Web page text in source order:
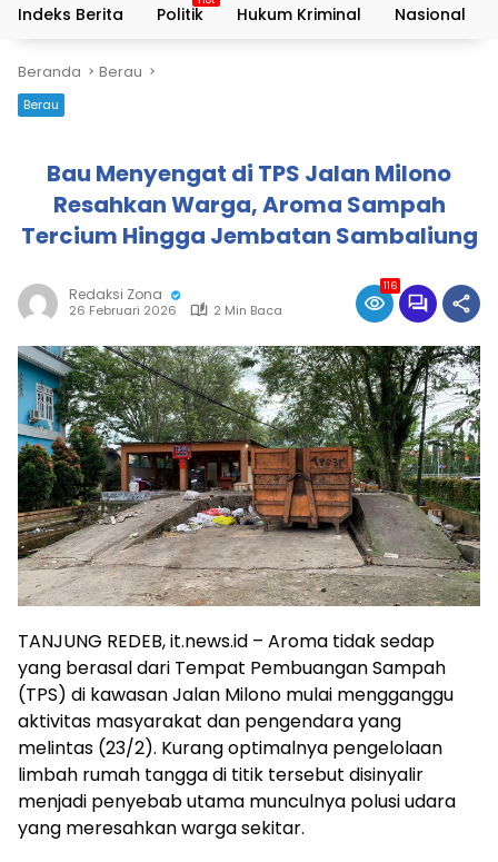
Indeks Berita Politik Hukum Kriminal Nasional
Beranda Berau
Berau
Bau Menyengat di TPS Jalan Milono
Resahkan Warga, Aroma Sampah
Tercium Hingga Jembatan Sambaliung
Redaksi Zona
26 Februari 2026 2 Min Baca
116
TANJUNG REDEB, it.news.id – Aroma tidak sedap
yang berasal dari Tempat Pembuangan Sampah
(TPS) di kawasan Jalan Milono mulai mengganggu
aktivitas masyarakat dan pengendara yang
melintas (23/2). Kurang optimalnya pengelolaan
limbah rumah tangga di titik tersebut disinyalir
menjadi penyebab utama munculnya polusi udara
yang meresahkan warga sekitar.